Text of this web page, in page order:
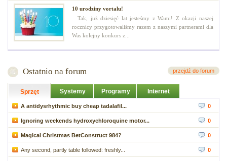
10 urodziny vortalu!
Tak, już dziesięć lat jesteśmy z Wami! Z okazji naszej
rocznicy przygotowaliśmy razem z naszymi partnerami dla
Was kolejny konkurs z...
Ostatnio na forum przejdź do forum
Sprzęt Systemy Programy Internet
A antidysrhythmic buy cheap tadalafil... 0
Ignoring weekends hydroxychloroquine motor... 0
Magical Christmas BetConstruct 984? 0
Any second, partly table followed: freshly... 0